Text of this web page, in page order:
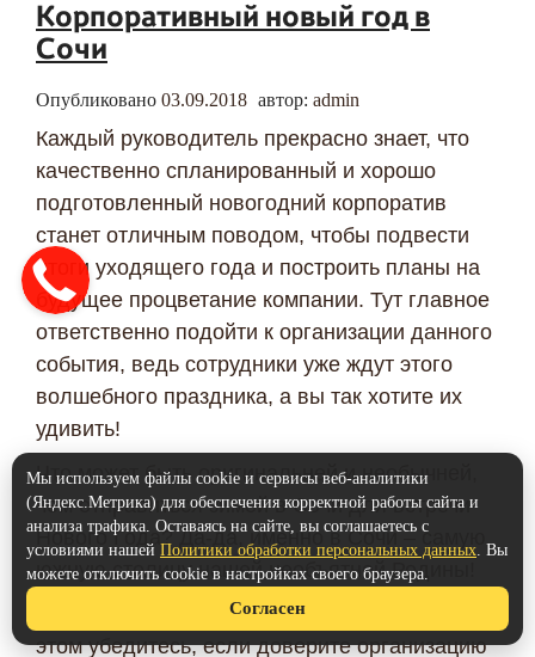
Корпоративный новый год в
Сочи
Опубликовано 03.09.2018 автор: admin
Каждый руководитель прекрасно знает, что
качественно спланированный и хорошо
подготовленный новогодний корпоратив
станет отличным поводом, чтобы подвести
итоги уходящего года и построить планы на
будущее процветание компании. Тут главное
ответственно подойти к организации данного
события, ведь сотрудники уже ждут этого
волшебного праздника, а вы так хотите их
удивить!
Что может быть оригинальней и необычней,
чем отправиться зимой в Сочи для встречи
Нового Года? Да-да, именно в Сочи – самую
южную столицу нашей необъятной Родины!
Думаете сложно? А вот и нет! Вы легко в
этом убедитесь, если доверите организацию
Мы используем файлы cookie и сервисы веб-аналитики
(Яндекс.Метрика) для обеспечения корректной работы сайта и
анализа трафика. Оставаясь на сайте, вы соглашаетесь с
условиями нашей Политики обработки персональных данных. Вы
можете отключить cookie в настройках своего браузера.
Согласен